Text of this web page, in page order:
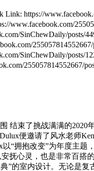
https://
www.facebook.com/
SinChewDaily/posts/
SinChewDaily/posts/
255057814552667/
结束了挑战满满的
便邀请了风水老师
“拥抱改变”为年度主
心灵，也是非常百搭
”的室内设计。无论是